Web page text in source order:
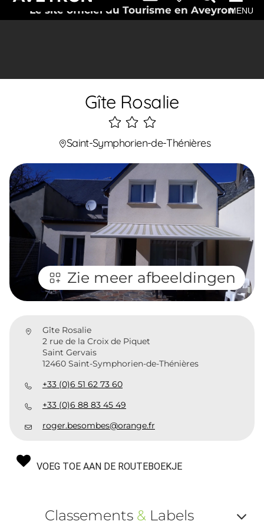
Le site officiel du Tourisme en AveyronMENU
Gîte Rosalie
3
étoiles
Saint-Symphorien-de-Thénières
Zie meer afbeeldingen
Gîte Rosalie
2 rue de la Croix de Piquet
Saint Gervais
12460 Saint-Symphorien-de-Thénières
+33 (0)6 51 62 73 60
+33 (0)6 88 83 45 49
roger.besombes@orange.fr
VOEG TOE AAN DE ROUTEBOEKJE
Classements &Labels